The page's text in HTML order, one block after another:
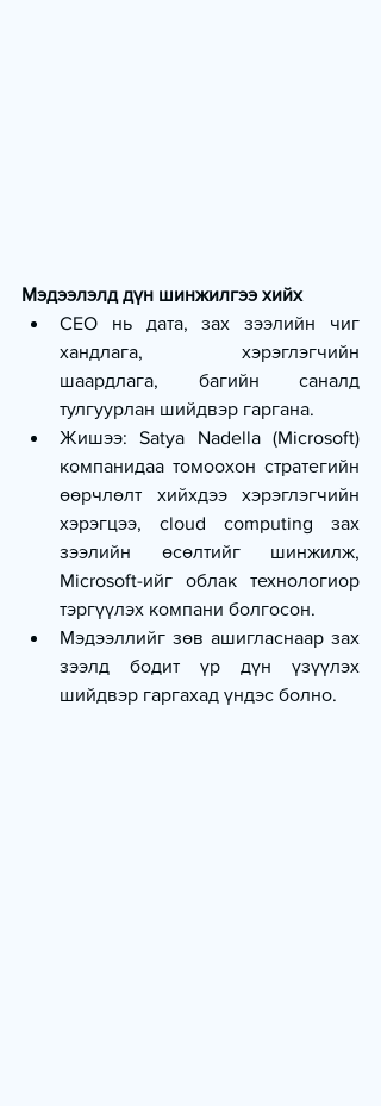
Мэдээлэлд дүн шинжилгээ хийх
CEO нь дата, зах зээлийн чиг
хандлага, хэрэглэгчийн
шаардлага, багийн саналд
тулгуурлан шийдвэр гаргана.
Жишээ: Satya Nadella (Microsoft)
компанидаа томоохон стратегийн
өөрчлөлт хийхдээ хэрэглэгчийн
хэрэгцээ, cloud computing зах
зээлийн өсөлтийг шинжилж,
Microsoft-ийг облак технологиор
тэргүүлэх компани болгосон.
Мэдээллийг зөв ашигласнаар зах
зээлд бодит үр дүн үзүүлэх
шийдвэр гаргахад үндэс болно.